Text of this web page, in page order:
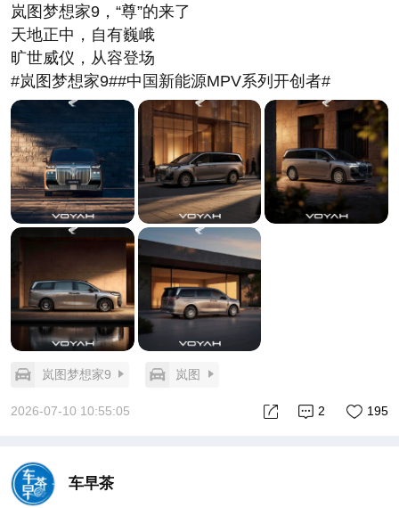
明岚图根本就没打算在传统赛道上和别人挤破头。它
的逻辑很清晰：用智能驾驶的硬核实力，为MPV开辟
一条全新的价值坐标。传统MPV比的是座椅皮质、隔
音玻璃、悬挂软硬，而梦想家9比的是谁能更早让用户
感受到“未来已来”的出行体验。这才是中国品牌应有
的魄力。
双拼撞色车身、北斗七星矩阵灯组、二三级LC自适应
调光玻璃……这些设计细节处处透露着一种“不凑
合”的态度。岚图在传递一个明确的信号：中国品牌做
高端，不再是堆料式的蛮干，而是有体系、有章法的
美学表达。那种“游艇般的豪华气韵”，不是靠模仿得
来的，而是靠对中国用户审美心理的精准拿捏——既
要大气磅礴的排面，也要进退有度的内敛。
当然，50万以上的预售价注定会让它直面埃尔法和奔
驰V级的竞争。但我认为，这恰恰是中国品牌必须走
卷，中国汽车工业就永远无法真正站上全球舞台的中
央。岚图梦想家9的勇气在于，它敢于用中国式创新去
择。
下半年上市后，市场会给它一个公正的回应。但我更
岚图梦想家9，“尊”的来了
天地正中，自有巍峨
旷世威仪，从容登场
#岚图梦想家9##中国新能源MPV系列开创者#
岚图梦想家9 岚图
2026-07-10 10:55:05 195
2
车早茶